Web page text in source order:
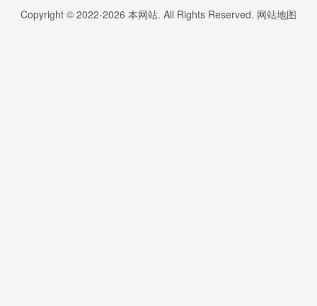
Copyright © 2022-2026 本网站. All Rights Reserved. 网站地图